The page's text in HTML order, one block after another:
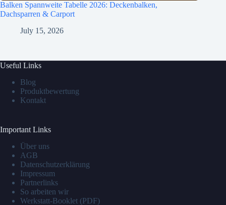
Balken Spannweite Tabelle 2026: Deckenbalken,
Dachsparren & Carport
July 15, 2026
Useful Links
Blog
Produktbewertung
Kontakt
Important Links
Über uns
AGB
Datenschutzerklärung
Impressum
Partnerlinks
So arbeiten wir
Werkstatt-Booklet (PDF)